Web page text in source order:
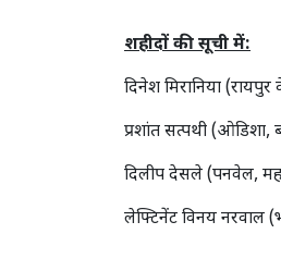
शहीदों की सूची में:
दिनेश मिरानिया
प्रशांत सत्पथी (ओडिशा,
दिलीप देसले (पनवेल,
लेफ्टिनेंट विनय नरवाल